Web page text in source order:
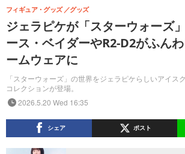
ジェラピケが「スターウォーズ
ース・ベイダーやR2-D2がふん
ームウェアに
「スターウォーズ」の世界をジェラピケらしいアイス
コレクションが登場。
フィギュア・グッズ グッズ
2026.5.20 Wed 16:35
シェア ポスト